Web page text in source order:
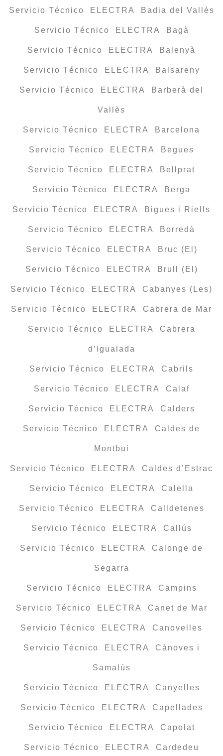
Servicio Técnico ELECTRA Badia del Vallès
Servicio Técnico ELECTRA Bagà
Servicio Técnico ELECTRA Balenyà
Servicio Técnico ELECTRA Balsareny
Servicio Técnico ELECTRA Barberà del
Vallès
Servicio Técnico ELECTRA Barcelona
Servicio Técnico ELECTRA Begues
Servicio Técnico ELECTRA Bellprat
Servicio Técnico ELECTRA Berga
Servicio Técnico ELECTRA Bigues i Riells
Servicio Técnico ELECTRA Borredà
Servicio Técnico ELECTRA Bruc (El)
Servicio Técnico ELECTRA Brull (El)
Servicio Técnico ELECTRA Cabanyes (Les)
Servicio Técnico ELECTRA Cabrera de Mar
Servicio Técnico ELECTRA Cabrera
d’Igualada
Servicio Técnico ELECTRA Cabrils
Servicio Técnico ELECTRA Calaf
Servicio Técnico ELECTRA Calders
Servicio Técnico ELECTRA Caldes de
Montbui
Servicio Técnico ELECTRA Caldes d’Estrac
Servicio Técnico ELECTRA Calella
Servicio Técnico ELECTRA Calldetenes
Servicio Técnico ELECTRA Callús
Servicio Técnico ELECTRA Calonge de
Segarra
Servicio Técnico ELECTRA Campins
Servicio Técnico ELECTRA Canet de Mar
Servicio Técnico ELECTRA Canovelles
Servicio Técnico ELECTRA Cànoves i
Samalús
Servicio Técnico ELECTRA Canyelles
Servicio Técnico ELECTRA Capellades
Servicio Técnico ELECTRA Capolat
Servicio Técnico ELECTRA Cardedeu